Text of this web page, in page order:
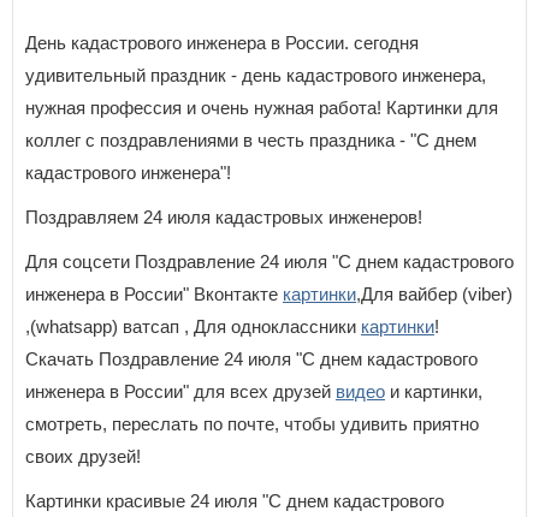
День кадастрового инженера в России. сегодня
удивительный праздник - день кадастрового инженера,
нужная профессия и очень нужная работа! Картинки для
коллег с поздравлениями в честь праздника - "С днем
кадастрового инженера"!
Поздравляем 24 июля кадастровых инженеров!
Для соцсети Поздравление 24 июля "С днем кадастрового
инженера в России" Вконтакте картинки,Для вайбер (viber)
,(whatsapp) ватсап , Для одноклассники картинки!
Скачать Поздравление 24 июля "С днем кадастрового
инженера в России" для всех друзей видео и картинки,
смотреть, переслать по почте, чтобы удивить приятно
своих друзей!
Картинки красивые 24 июля "С днем кадастрового